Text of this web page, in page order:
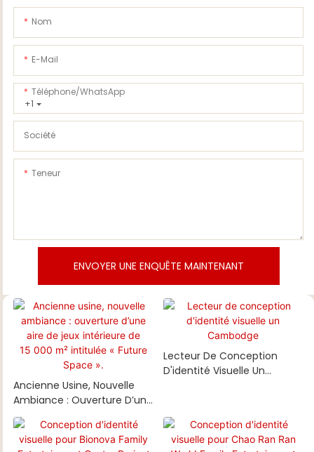
Nom
E-Mail
+1
Téléphone/WhatsApp
Société
Teneur
ENVOYER UNE ENQUÊTE MAINTENANT
Ancienne Usine, Nouvelle
Ambiance : Ouverture D’une
Aire De Jeux Intérieure De
15 000 M² Intitulée « Future
Space ».
Lecteur De Conception
D'identité Visuelle Un